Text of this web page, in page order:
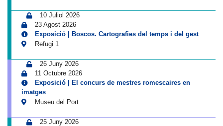
10 Juliol 2026
23 Agost 2026
Exposició | Boscos. Cartografies del temps i del gest
Refugi 1
26 Juny 2026
11 Octubre 2026
Exposició | El concurs de mestres romescaires en
imatges
Museu del Port
25 Juny 2026